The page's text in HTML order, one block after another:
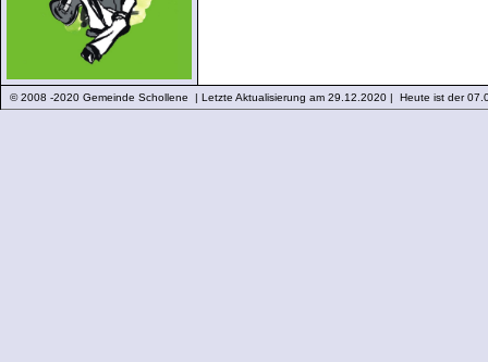
© 2008 -2020 Gemeinde Schollene | Letzte Aktualisierung am 29.12.2020 | Heute ist der